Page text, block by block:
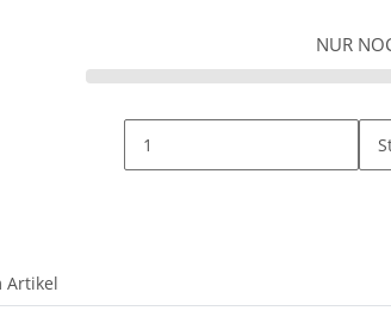
NUR
Artikel